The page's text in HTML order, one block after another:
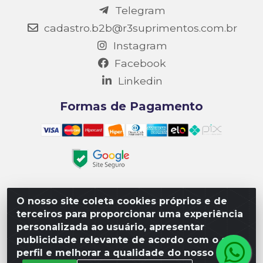
O nosso site coleta cookies próprios e de
terceiros para proporcionar uma experiência
personalizada ao usuário, apresentar
publicidade relevante de acordo com o seu
perfil e melhorar a qualidade do nosso site.
Telegram
cadastro.b2b@r3suprimentos.com.br
Instagram
Facebook
Linkedin
Formas de Pagamento
Matriz R3 Suprimentos - Rua 14, Polo Empresarial Goiás
– Etapa III, Quadra: 15; Lote 04, Aparecida de
Goiânia/GO, CEP 74985-182. - CNPJ 10.641.901/0001-16